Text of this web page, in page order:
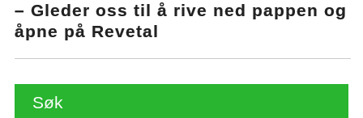
– Gleder oss til å rive ned pappen og
åpne på Revetal
Søk